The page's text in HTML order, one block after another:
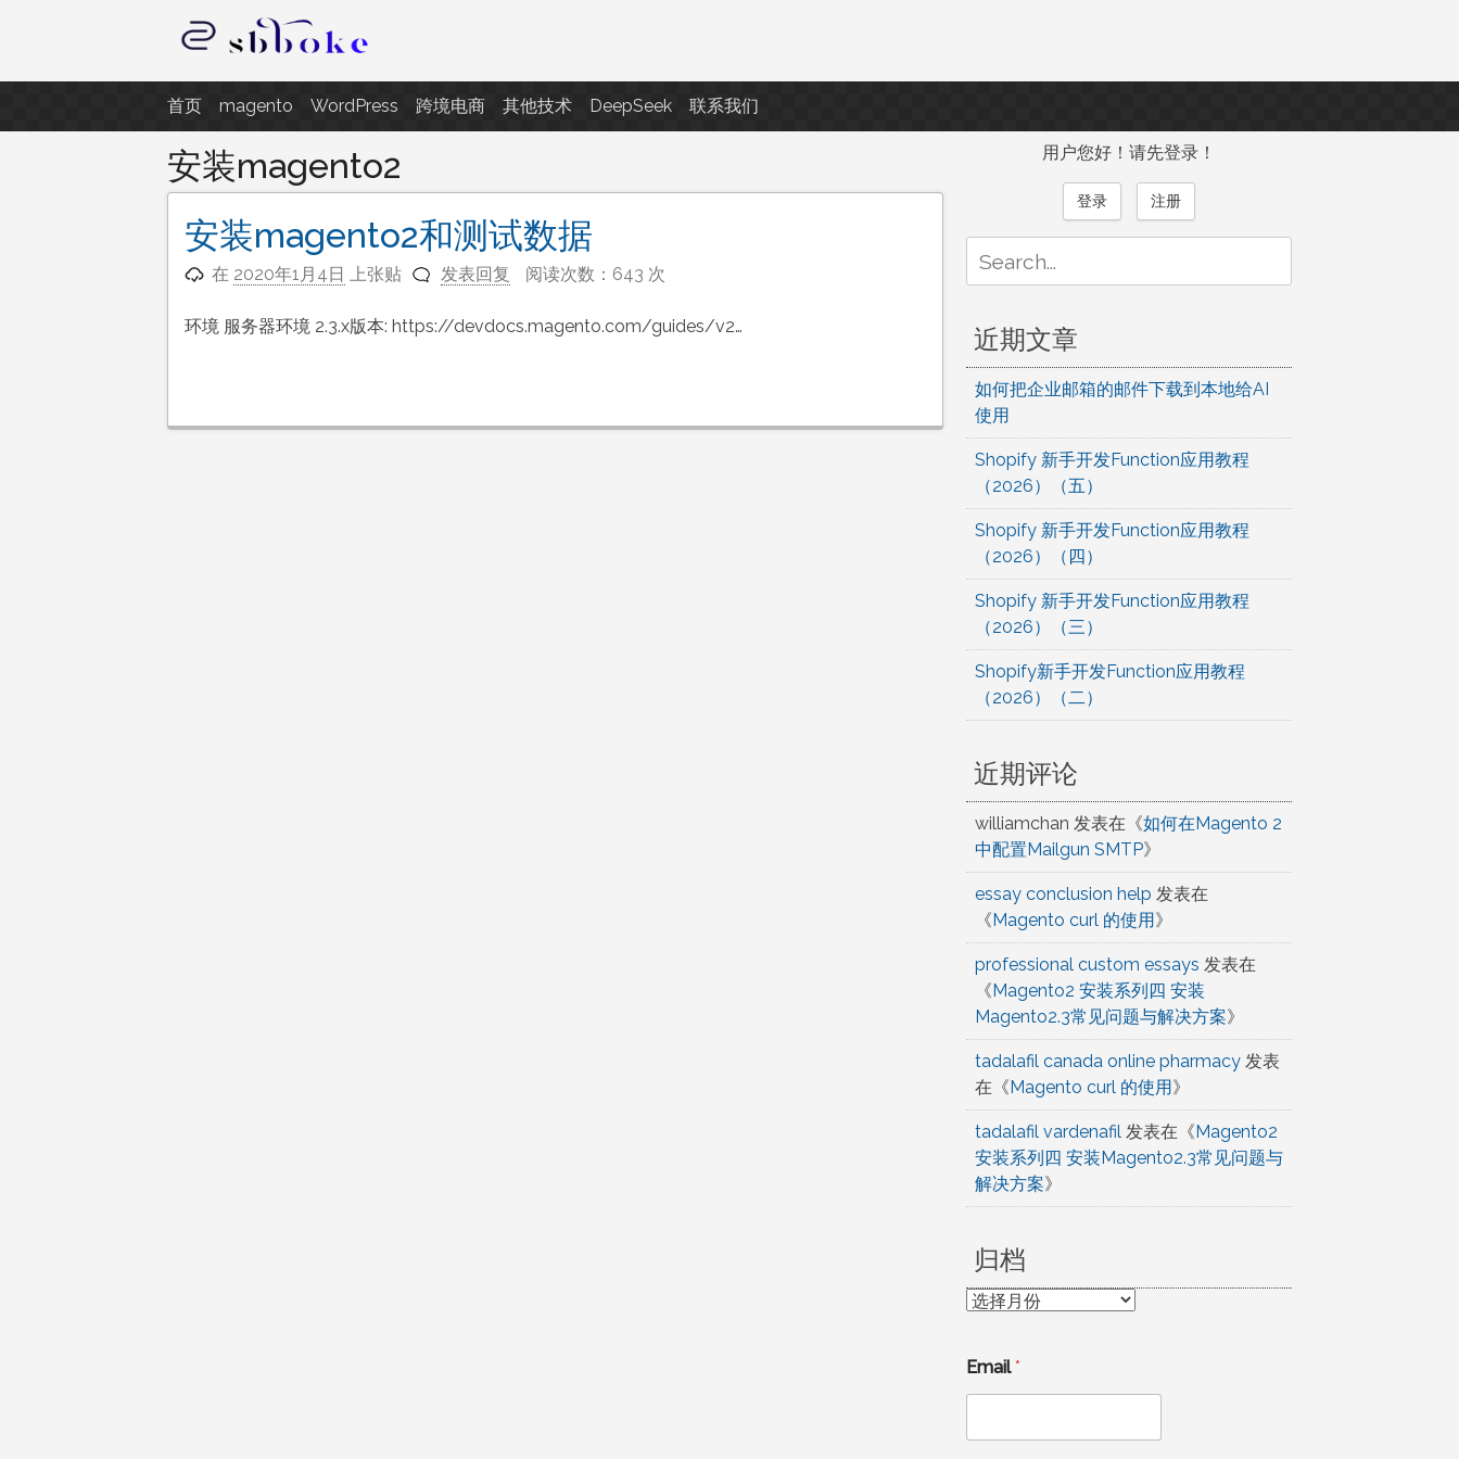
至
内
容
记录跨境电商独立站开发遇到的点点滴滴
首页 magento WordPress 跨境电商 其他技术 DeepSeek 联系我们
安装magento2
安装magento2和测试数据
在 2020年1月4日 上张贴 发表回复 阅读次数：643 次
环境 服务器环境 2.3.x版本: https://devdocs.magento.com/guides/v2…
用户您好！请先登录！
登录 注册
for:
近期文章
如何把企业邮箱的邮件下载到本地给AI
使用
Shopify 新手开发Function应用教程
（2026）（五）
Shopify 新手开发Function应用教程
（2026）（四）
Shopify 新手开发Function应用教程
（2026）（三）
Shopify新手开发Function应用教程
（2026）（二）
近期评论
williamchan 发表在《如何在Magento 2
中配置Mailgun SMTP》
essay conclusion help 发表在
《Magento curl 的使用》
professional custom essays 发表在
《Magento2 安装系列四 安装
Magento2.3常见问题与解决方案》
tadalafil canada online pharmacy发表
在《Magento curl 的使用》
tadalafil vardenafil发表在《Magento2
安装系列四 安装Magento2.3常见问题与
解决方案》
归档
归
Email*